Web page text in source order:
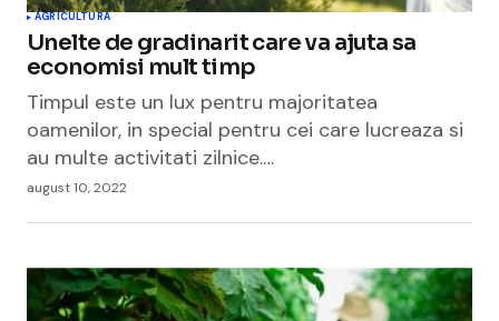
AGRICULTURA
Unelte de gradinarit care va ajuta sa
economisi mult timp
Timpul este un lux pentru majoritatea
oamenilor, in special pentru cei care lucreaza si
au multe activitati zilnice.…
august 10, 2022